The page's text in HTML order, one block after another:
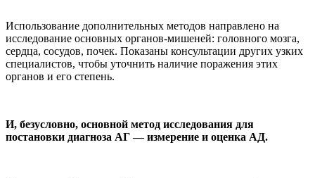
Использование дополнительных методов направлено на
исследование основных органов-мишеней: головного мозга,
сердца, сосудов, почек. Показаны консультации других узких
специалистов, чтобы уточнить наличие поражения этих
органов и его степень.
И, безусловно, основной метод исследования для
постановки диагноза АГ — измерение и оценка АД.